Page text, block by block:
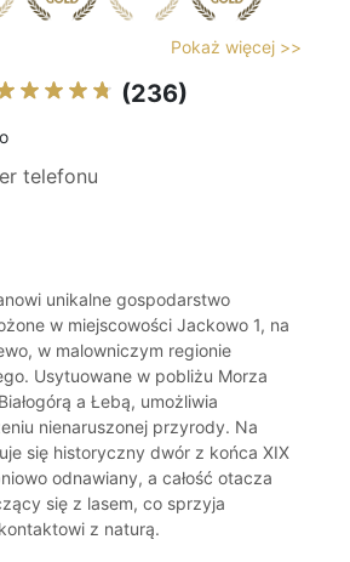
Pokaż więcej >>
(236)
telefonu
unikalne gospodarstwo
w miejscowości Jackowo 1, na
w malowniczym regionie
Usytuowane w pobliżu Morza
a Łebą, umożliwia
nienaruszonej przyrody. Na
się historyczny dwór z końca XIX
odnawiany, a całość otacza
się z lasem, co sprzyja
z naturą.